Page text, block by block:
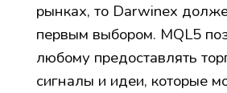
рынках, то Darwinex
первым выбором. MQL5
любому предоставлять
сигналы и идеи, которые